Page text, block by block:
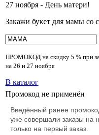
27 ноября - День матери!
Закажи букет для мамы со
ПРОМОКОД на скидку 5 % при
на 26 и 27 ноября
В каталог
Промокод не применён
Введённый ранее
уже совершали заказы на
только на первый заказ.